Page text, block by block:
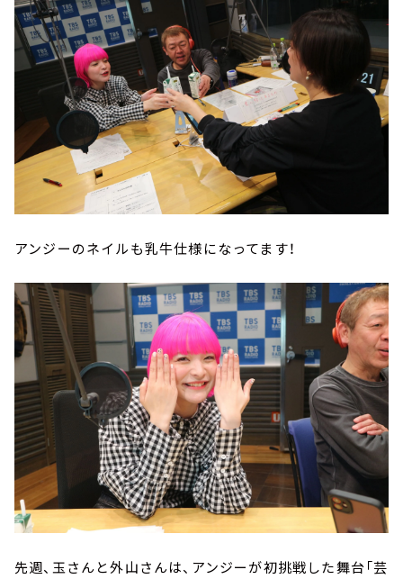
アンジーのネイルも乳牛仕様になってます！
先週、玉さんと外山さんは、アンジーが初挑戦した舞台「芸